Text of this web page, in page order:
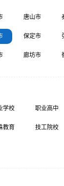
唐山市
保定市
廊坊市
学校 职业高中
教育 技工院校